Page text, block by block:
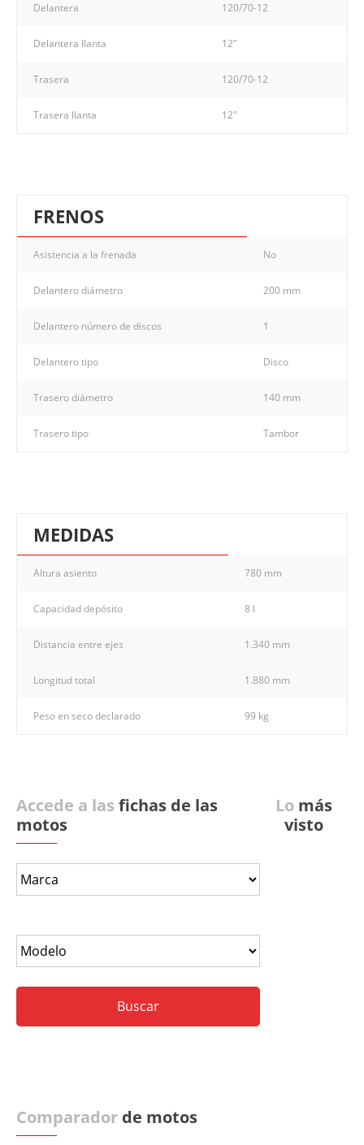
Delantera 120/70-12
Delantera llanta 12"
Trasera 120/70-12
Trasera llanta 12"
FRENOS
Asistencia a la frenada No
Delantero diámetro 200 mm
Delantero número de discos 1
Delantero tipo Disco
Trasero diámetro 140 mm
Trasero tipo Tambor
MEDIDAS
Altura asiento 780 mm
Capacidad depósito 8 l
Distancia entre ejes 1.340 mm
Longitud total 1.880 mm
Peso en seco declarado 99 kg
Accede a las fichas de las
motos
Comparador de motos
Lo más
visto